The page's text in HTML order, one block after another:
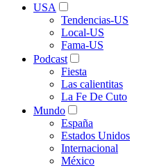
USA
Tendencias-US
Local-US
Fama-US
Podcast
Fiesta
Las calientitas
La Fe De Cuto
Mundo
España
Estados Unidos
Internacional
México